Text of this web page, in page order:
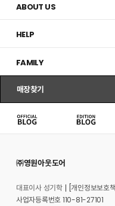
ABOUT US
HELP
FAMILY
매장찾기
㈜영원아웃도어
대표이사 성기학
[개인정보보호
사업자등록번호 110-81-27101